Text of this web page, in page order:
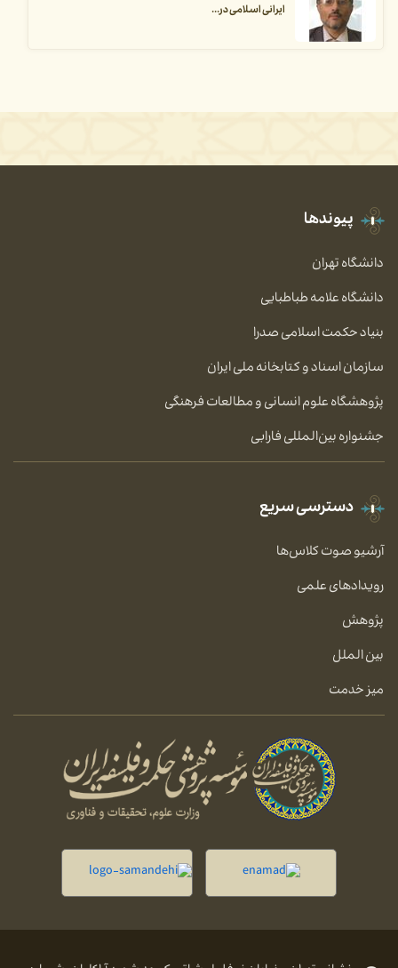
ایرانی اسلامی در...
پیوندها
دانشگاه تهران
دانشگاه علامه طباطبایی
بنیاد حکمت اسلامی صدرا
سازمان اسناد و کتابخانه ملی ایران
پژوهشگاه علوم انسانی و مطالعات فرهنگی
جشنواره بین‌المللی فارابی
دسترسی سریع
آرشیو صوت کلاس‌ها
رویدادهای علمی
پژوهش
بین الملل
میز خدمت